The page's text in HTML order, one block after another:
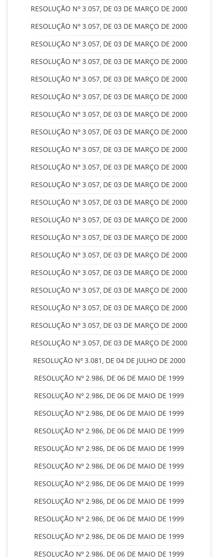
RESOLUÇÃO Nº 3.057, DE 03 DE MARÇO DE 2000
RESOLUÇÃO Nº 3.057, DE 03 DE MARÇO DE 2000
RESOLUÇÃO Nº 3.057, DE 03 DE MARÇO DE 2000
RESOLUÇÃO Nº 3.057, DE 03 DE MARÇO DE 2000
RESOLUÇÃO Nº 3.057, DE 03 DE MARÇO DE 2000
RESOLUÇÃO Nº 3.057, DE 03 DE MARÇO DE 2000
RESOLUÇÃO Nº 3.057, DE 03 DE MARÇO DE 2000
RESOLUÇÃO Nº 3.057, DE 03 DE MARÇO DE 2000
RESOLUÇÃO Nº 3.057, DE 03 DE MARÇO DE 2000
RESOLUÇÃO Nº 3.057, DE 03 DE MARÇO DE 2000
RESOLUÇÃO Nº 3.057, DE 03 DE MARÇO DE 2000
RESOLUÇÃO Nº 3.057, DE 03 DE MARÇO DE 2000
RESOLUÇÃO Nº 3.057, DE 03 DE MARÇO DE 2000
RESOLUÇÃO Nº 3.057, DE 03 DE MARÇO DE 2000
RESOLUÇÃO Nº 3.057, DE 03 DE MARÇO DE 2000
RESOLUÇÃO Nº 3.057, DE 03 DE MARÇO DE 2000
RESOLUÇÃO Nº 3.057, DE 03 DE MARÇO DE 2000
RESOLUÇÃO Nº 3.057, DE 03 DE MARÇO DE 2000
RESOLUÇÃO Nº 3.057, DE 03 DE MARÇO DE 2000
RESOLUÇÃO Nº 3.057, DE 03 DE MARÇO DE 2000
RESOLUÇÃO Nº 3.081, DE 04 DE JULHO DE 2000
RESOLUÇÃO Nº 2.986, DE 06 DE MAIO DE 1999
RESOLUÇÃO Nº 2.986, DE 06 DE MAIO DE 1999
RESOLUÇÃO Nº 2.986, DE 06 DE MAIO DE 1999
RESOLUÇÃO Nº 2.986, DE 06 DE MAIO DE 1999
RESOLUÇÃO Nº 2.986, DE 06 DE MAIO DE 1999
RESOLUÇÃO Nº 2.986, DE 06 DE MAIO DE 1999
RESOLUÇÃO Nº 2.986, DE 06 DE MAIO DE 1999
RESOLUÇÃO Nº 2.986, DE 06 DE MAIO DE 1999
RESOLUÇÃO Nº 2.986, DE 06 DE MAIO DE 1999
RESOLUÇÃO Nº 2.986, DE 06 DE MAIO DE 1999
RESOLUÇÃO Nº 2.986, DE 06 DE MAIO DE 1999